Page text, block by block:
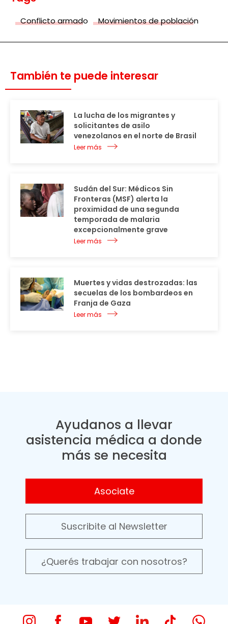
Conflicto armado Movimientos de población
También te puede interesar
La lucha de los migrantes y
solicitantes de asilo
venezolanos en el norte de Brasil
Leer más
Sudán del Sur: Médicos Sin
Fronteras (MSF) alerta la
proximidad de una segunda
temporada de malaria
excepcionalmente grave
Leer más
Muertes y vidas destrozadas: las
secuelas de los bombardeos en
Franja de Gaza
Leer más
Ayudanos a llevar
asistencia médica a donde
más se necesita
Asociate
Suscribite al Newsletter
¿Querés trabajar con nosotros?